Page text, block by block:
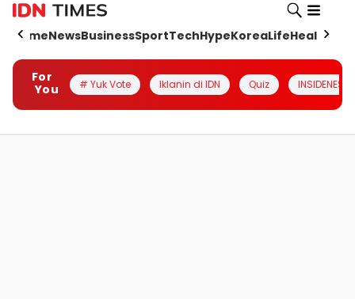
HomeNewsBusinessSportTechHypeKoreaLifeHealth
For
You
# Yuk Vote Iklanin di IDN Quiz INSIDENESIA